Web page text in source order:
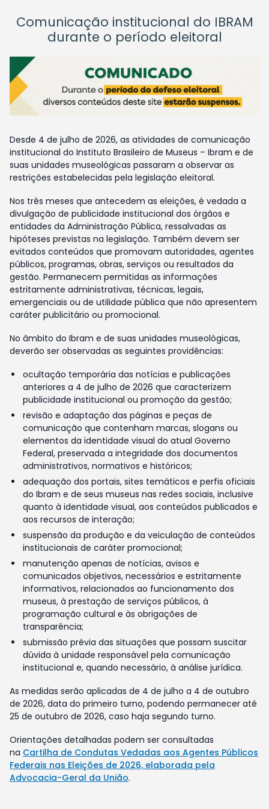
Comunicação institucional do IBRAM
durante o período eleitoral
Desde 4 de julho de 2026, as atividades de comunicação
institucional do Instituto Brasileiro de Museus – Ibram e de
suas unidades museológicas passaram a observar as
restrições estabelecidas pela legislação eleitoral.
Nos três meses que antecedem as eleições, é vedada a
divulgação de publicidade institucional dos órgãos e
entidades da Administração Pública, ressalvadas as
hipóteses previstas na legislação. Também devem ser
evitados conteúdos que promovam autoridades, agentes
públicos, programas, obras, serviços ou resultados da
gestão. Permanecem permitidas as informações
estritamente administrativas, técnicas, legais,
emergenciais ou de utilidade pública que não apresentem
caráter publicitário ou promocional.
No âmbito do Ibram e de suas unidades museológicas,
deverão ser observadas as seguintes providências:
ocultação temporária das notícias e publicações
anteriores a 4 de julho de 2026 que caracterizem
publicidade institucional ou promoção da gestão;
revisão e adaptação das páginas e peças de
comunicação que contenham marcas, slogans ou
elementos da identidade visual do atual Governo
Federal, preservada a integridade dos documentos
administrativos, normativos e históricos;
adequação dos portais, sites temáticos e perfis oficiais
do Ibram e de seus museus nas redes sociais, inclusive
quanto à identidade visual, aos conteúdos publicados e
aos recursos de interação;
suspensão da produção e da veiculação de conteúdos
institucionais de caráter promocional;
manutenção apenas de notícias, avisos e
comunicados objetivos, necessários e estritamente
informativos, relacionados ao funcionamento dos
museus, à prestação de serviços públicos, à
programação cultural e às obrigações de
transparência;
submissão prévia das situações que possam suscitar
dúvida à unidade responsável pela comunicação
institucional e, quando necessário, à análise jurídica.
As medidas serão aplicadas de 4 de julho a 4 de outubro
de 2026, data do primeiro turno, podendo permanecer até
25 de outubro de 2026, caso haja segundo turno.
Orientações detalhadas podem ser consultadas
na Cartilha de Condutas Vedadas aos Agentes Públicos
Federais nas Eleições de 2026, elaborada pela
Advocacia-Geral da União.